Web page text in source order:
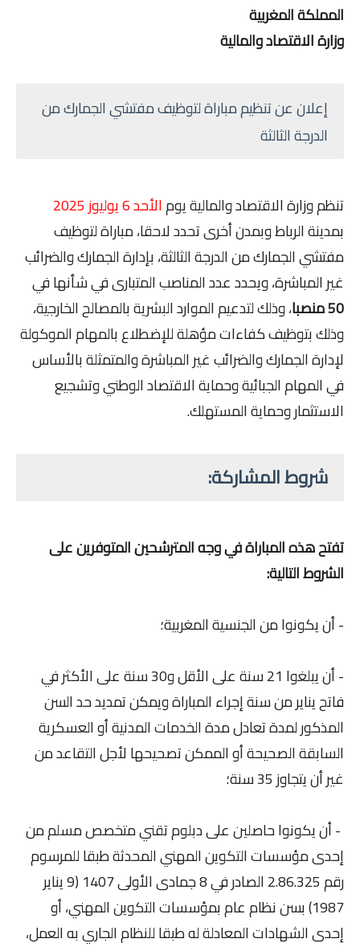
المملكة المغربية
وزارة الاقتصاد والمالية
إعلان عن تنظيم مباراةلتوظيف مفتشي الجمارك من
الدرجة الثالثة
تنظم وزارة الاقتصاد والمالية يومالأحد 6 يوليوز 2025
بمدينة الرباط وبمدن أخرى تحدد لاحقا، مباراة لتوظيف
مفتشي الجمارك من الدرجة الثالثة، بإدارة الجمارك والضرائب
غير المباشرة، ويحدد عدد المناصب المتبارى في شأنها في
50 منصبا
، وذلك لتدعيم الموارد البشرية بالمصالح الخارجية،
وذلك بتوظيف كفاءات مؤهلة للإضطلاع بالمهام الموكولة
لإدارة الجمارك والضرائب غير المباشرة والمتمثلة بالأساس
في المهام الجبائية وحماية الاقتصاد الوطني وتشجيع
الاستثمار وحماية المستهلك.
شروط المشاركة:
تفتح هذه المباراة في وجه المترشحين المتوفرين على
الشروط التالية:
- أن يكونوا من الجنسية المغربية؛
- أن يبلغوا 21 سنة على الأقل و30 سنة على الأكثر في
فاتح يناير من سنة إجراء المباراة ويمكن تمديد حد السن
المذكور لمدة تعادل مدة الخدمات المدنية أو العسكرية
السابقة الصحيحة أو الممكن تصحيحها لأجل التقاعد من
غير أن يتجاوز 35 سنة؛
- أن يكونوا حاصلين على دبلوم تقني متخصص مسلم من
إحدى مؤسسات التكوين المهني المحدثة طبقا للمرسوم
رقم 2.86.325 الصادر في 8 جمادى الأولى 1407 (9 يناير
1987) بسن نظام عام بمؤسسات التكوين المهني، أو
إحدى الشهادات المعادلة له طبقا للنظام الجاري به العمل،